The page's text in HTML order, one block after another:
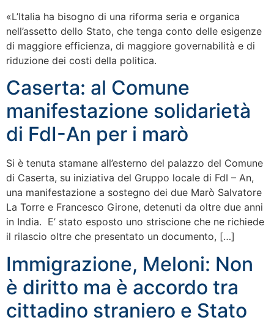
«L’Italia ha bisogno di una riforma seria e organica
nell’assetto dello Stato, che tenga conto delle esigenze
di maggiore efficienza, di maggiore governabilità e di
riduzione dei costi della politica.
Caserta: al Comune
manifestazione solidarietà
di FdI-An per i marò
Si è tenuta stamane all’esterno del palazzo del Comune
di Caserta, su iniziativa del Gruppo locale di FdI – An,
una manifestazione a sostegno dei due Marò Salvatore
La Torre e Francesco Girone, detenuti da oltre due anni
in India. E’ stato esposto uno striscione che ne richiede
il rilascio oltre che presentato un documento, […]
Immigrazione, Meloni: Non
è diritto ma è accordo tra
cittadino straniero e Stato